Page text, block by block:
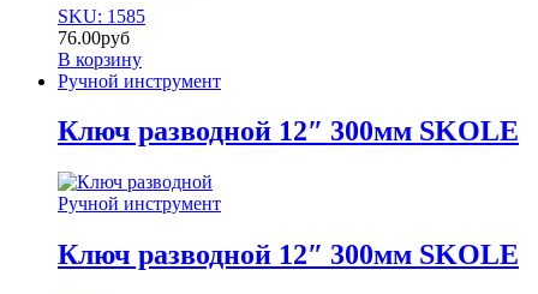
SKU: 1585
76.00руб
В корзину
Ручной инструмент
Ключ разводной 12″ 300мм SKOLE
Ручной инструмент
Ключ разводной 12″ 300мм SKOLE